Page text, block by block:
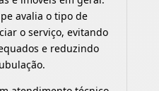
avalia o tipo de
o serviço, evitando
e reduzindo